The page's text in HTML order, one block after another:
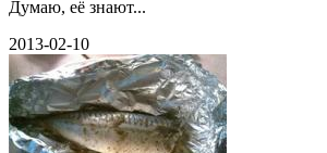
Думаю, её знают...
2013-02-10